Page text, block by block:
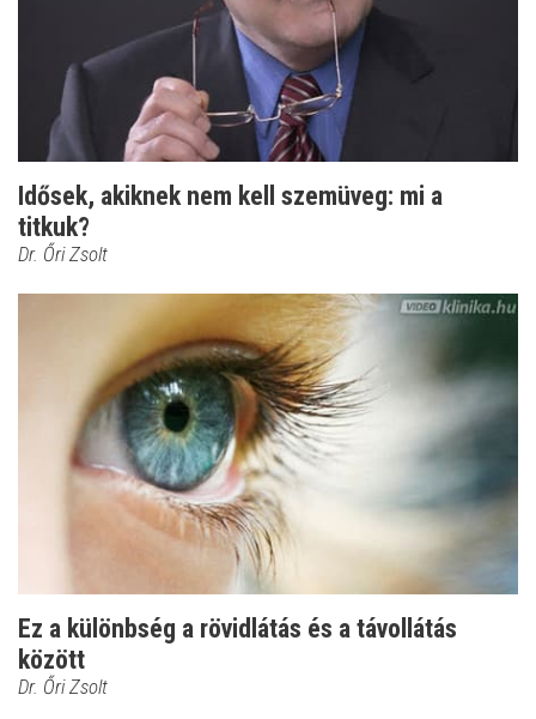
Idősek, akiknek nem kell szemüveg: mi a
titkuk?
Dr. Őri Zsolt
Ez a különbség a rövidlátás és a távollátás
között
Dr. Őri Zsolt